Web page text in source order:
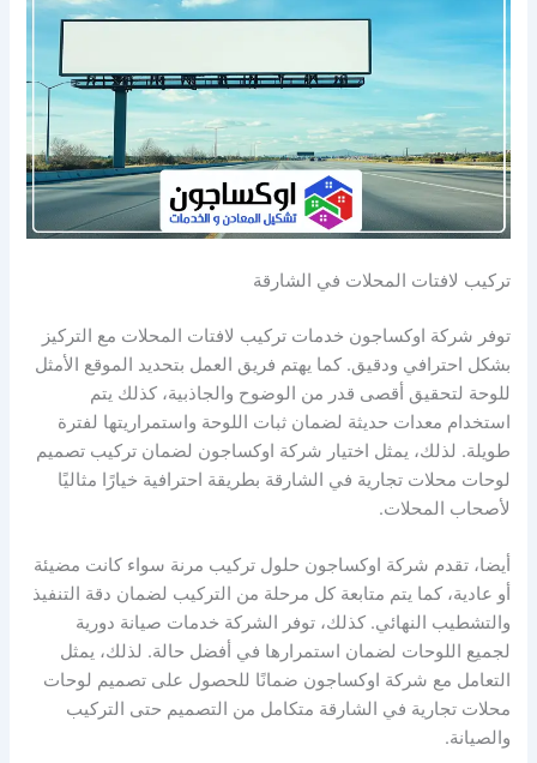
تركيب لافتات المحلات في الشارقة
توفر شركة اوكساجون خدمات تركيب لافتات المحلات مع التركيز
بشكل احترافي ودقيق. كما يهتم فريق العمل بتحديد الموقع الأمثل
للوحة لتحقيق أقصى قدر من الوضوح والجاذبية، كذلك يتم
استخدام معدات حديثة لضمان ثبات اللوحة واستمراريتها لفترة
طويلة. لذلك، يمثل اختيار شركة اوكساجون لضمان تركيب تصميم
لوحات محلات تجارية في الشارقة بطريقة احترافية خيارًا مثاليًا
لأصحاب المحلات.
أيضا، تقدم شركة اوكساجون حلول تركيب مرنة سواء كانت مضيئة
أو عادية، كما يتم متابعة كل مرحلة من التركيب لضمان دقة التنفيذ
والتشطيب النهائي. كذلك، توفر الشركة خدمات صيانة دورية
لجميع اللوحات لضمان استمرارها في أفضل حالة. لذلك، يمثل
التعامل مع شركة اوكساجون ضمانًا للحصول على تصميم لوحات
محلات تجارية في الشارقة متكامل من التصميم حتى التركيب
والصيانة.